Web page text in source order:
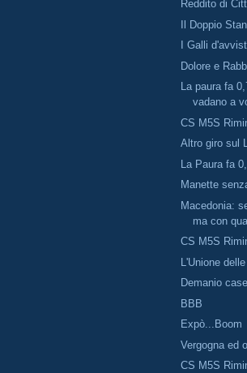
Reddito di
Il Doppio
I Galli
Dolore e
La paura fa
vadano a
CS M5S
Altro giro sul
La Paura fa
Manette
Macedonia:
ma con
CS M5S
L'Unione
Demanio
BBB
Expò...Boom
Vergogna ed
CS M5S